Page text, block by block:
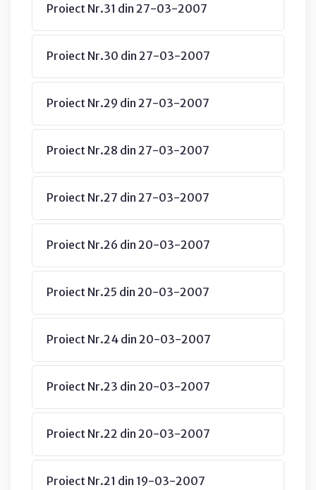
Proiect Nr.31 din 27-03-2007
Proiect Nr.30 din 27-03-2007
Proiect Nr.29 din 27-03-2007
Proiect Nr.28 din 27-03-2007
Proiect Nr.27 din 27-03-2007
Proiect Nr.26 din 20-03-2007
Proiect Nr.25 din 20-03-2007
Proiect Nr.24 din 20-03-2007
Proiect Nr.23 din 20-03-2007
Proiect Nr.22 din 20-03-2007
Proiect Nr.21 din 19-03-2007